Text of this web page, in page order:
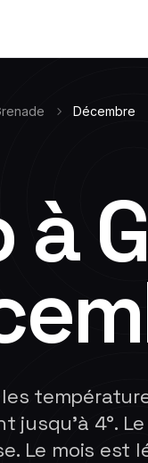
Décembre
à
les
jusqu'à 4°.
Le mois est